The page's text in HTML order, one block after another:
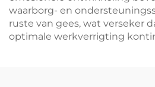
waarborg- en
ruste van gees, wat verseker
optimale werkverrigting